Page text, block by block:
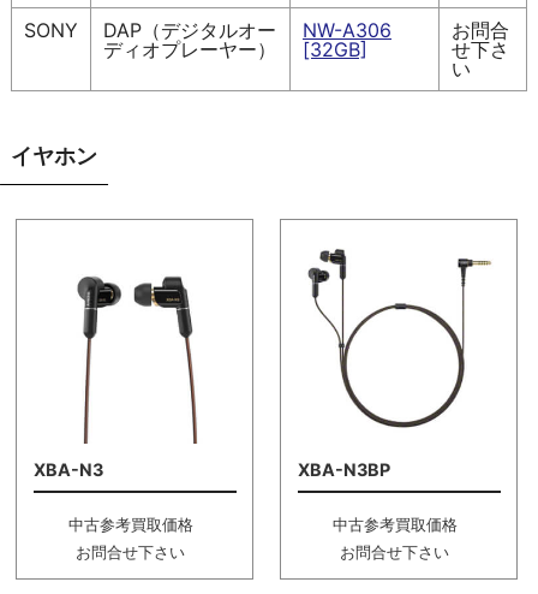
SONY
DAP（デジタルオー
ディオプレーヤー）
NW-A306
[32GB]
お問合
せ下さ
い
イヤホン
XBA-N3
中古参考買取価格
お問合せ下さい
XBA-N3BP
中古参考買取価格
お問合せ下さい